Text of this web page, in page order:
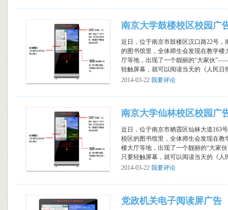
南京大学鼓楼校区校园广
近日，位于南京市鼓楼区汉口路22号
的图书馆里，全体师生会发现在教学楼
厅等地，出现了一个靓丽的“大家伙
轻触屏幕，就可以阅读当天的《人民日
2014-03-22 我要评论
南京大学仙林校区校园广
近日，位于南京市栖霞区仙林大道163
校区的图书馆里，全体师生会发现在教
楼大厅等地，出现了一个靓丽的“大家
只要轻触屏幕，就可以阅读当天的《人
2014-03-22 我要评论
党政机关电子阅读屏广告